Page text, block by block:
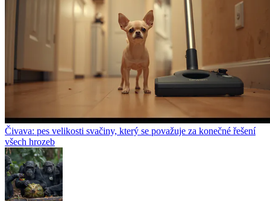
Čivava: pes velikosti svačiny, který se považuje za konečné řešení
všech hrozeb